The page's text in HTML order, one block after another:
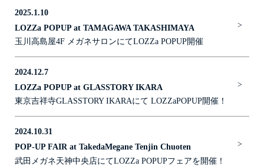
2025.1.10
LOZZa POPUP at TAMAGAWA TAKASHIMAYA
玉川高島屋4F メガネサロンにてLOZZa POPUP開催
>
2024.12.7
LOZZa POPUP at GLASSTORY IKARA
東京吉祥寺GLASSTORY IKARAにて LOZZaPOPUP開催！
>
2024.10.31
POP-UP FAIR at TakedaMegane Tenjin Chuoten
武田メガネ天神中央店にてLOZZa POPUPフェアを開催！
>